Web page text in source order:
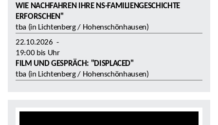
WIE NACHFAHREN IHRE NS-FAMILIENGESCHICHTE
ERFORSCHEN"
tba (in Lichtenberg / Hohenschönhausen)
22.10.2026 -
19:00bis Uhr
FILM UND GESPRÄCH: "DISPLACED"
tba (in Lichtenberg / Hohenschönhausen)